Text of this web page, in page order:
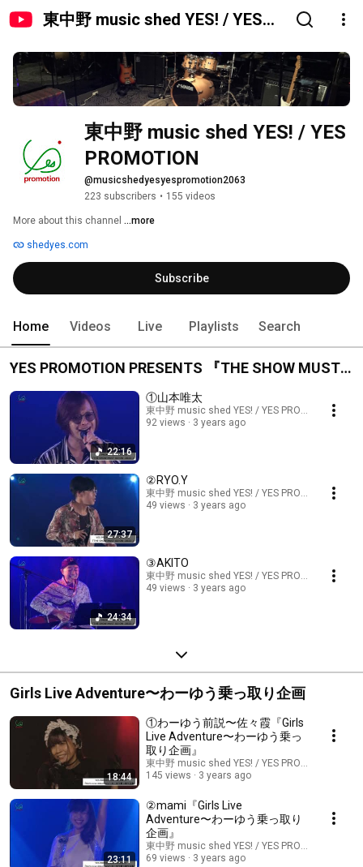
東中野 music shed YES! / YES
東中野 music shed YES! / YES
PROMOTION
@musicshedyesyespromotion2063
223 subscribers • 155 videos
More about this channel ...more
shedyes.com
Subscribe
Home Videos Live Playlists Search
YES PROMOTION PRESENTS 『THE SHOW MUST
GO ON -2022-』
22:16
①山本唯太
東中野 music shed YES! / YES PROMOTION
92 views
3 years ago
27:37
②RYO.Y
東中野 music shed YES! / YES PROMOTION
49 views
3 years ago
24:34
③AKITO
東中野 music shed YES! / YES PROMOTION
49 views
3 years ago
Girls Live Adventure〜わーゆう乗っ取り企画
18:44
①わーゆう前説〜佐々霞『Girls
Live Adventure〜わーゆう乗っ
取り企画』
東中野 music shed YES! / YES PROMOTION
145 views
3 years ago
23:11
②mami『Girls Live
Adventure〜わーゆう乗っ取り
企画』
東中野 music shed YES! / YES PROMOTION
69 views
3 years ago